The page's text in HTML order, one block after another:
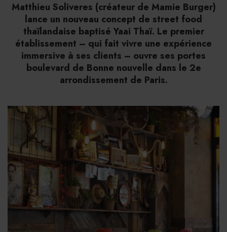
Matthieu Soliveres (créateur de Mamie Burger)
lance un nouveau concept de street food
thaïlandaise baptisé Yaai Thaï. Le premier
établissement – qui fait vivre une expérience
immersive à ses clients – ouvre ses portes
boulevard de Bonne nouvelle dans le 2e
arrondissement de Paris.